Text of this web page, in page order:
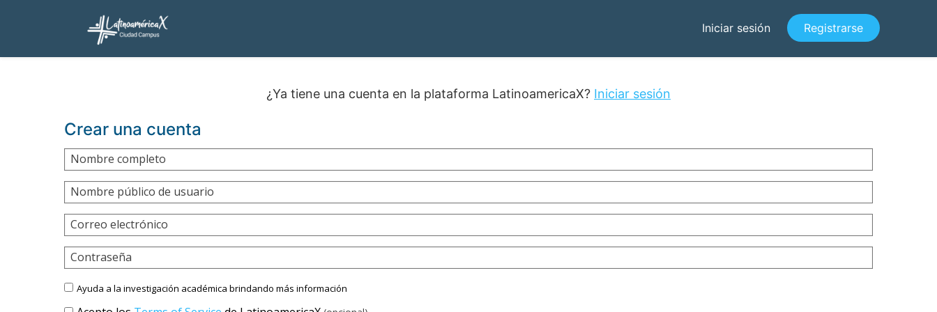
Iniciar sesión Registrarse
¿Ya tiene una cuenta en la plataforma LatinoamericaX? Iniciar sesión
Crear una cuenta
Nombre completo
Nombre público de usuario
Correo electrónico
Contraseña
Ayuda a la investigación académica brindando más información